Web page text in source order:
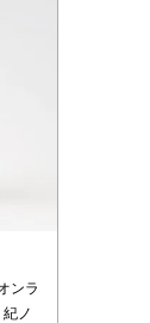
ンラ
紀ノ